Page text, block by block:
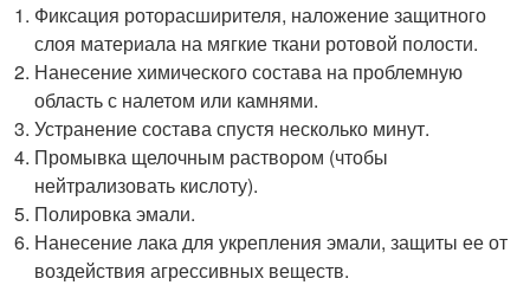
Фиксация роторасширителя, наложение защитного
слоя материала на мягкие ткани ротовой полости.
Нанесение химического состава на проблемную
область с налетом или камнями.
Устранение состава спустя несколько минут.
Промывка щелочным раствором (чтобы
нейтрализовать кислоту).
Полировка эмали.
Нанесение лака для укрепления эмали, защиты ее от
воздействия агрессивных веществ.